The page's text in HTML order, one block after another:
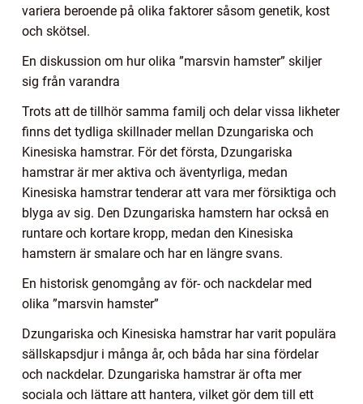
variera beroende på olika faktorer såsom genetik, kost
och skötsel.
En diskussion om hur olika ”marsvin hamster” skiljer
sig från varandra
Trots att de tillhör samma familj och delar vissa likheter
finns det tydliga skillnader mellan Dzungariska och
Kinesiska hamstrar. För det första, Dzungariska
hamstrar är mer aktiva och äventyrliga, medan
Kinesiska hamstrar tenderar att vara mer försiktiga och
blyga av sig. Den Dzungariska hamstern har också en
runtare och kortare kropp, medan den Kinesiska
hamstern är smalare och har en längre svans.
En historisk genomgång av för- och nackdelar med
olika ”marsvin hamster”
Dzungariska och Kinesiska hamstrar har varit populära
sällskapsdjur i många år, och båda har sina fördelar
och nackdelar. Dzungariska hamstrar är ofta mer
sociala och lättare att hantera, vilket gör dem till ett